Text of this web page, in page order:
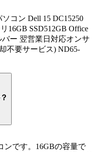
ソコン Dell 15 DC15250
16GB SSD512GB Office
バー 翌営業日対応オンサ
不要サービス) ND65-
ンです。16GBの容量で